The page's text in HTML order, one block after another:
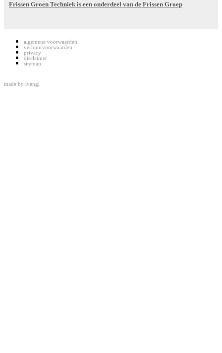
Frissen Groen Techniek is een onderdeel van de Frissen Groep
algemene voorwaarden
verhuurvoorwaarden
privacy
disclaimer
sitemap
made by ivengi